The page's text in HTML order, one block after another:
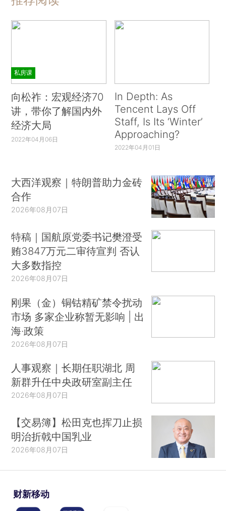
私房课
向松祚：宏观经济70
讲，带你了解国内外
经济大局
2022年04月06日
In Depth: As
Tencent Lays Off
Staff, Is Its ‘Winter’
Approaching?
2022年04月01日
大西洋观察｜特朗普助力金砖
合作
2026年08月07日
特稿｜国航原党委书记樊澄受
贿3847万元二审待宣判 否认
大多数指控
2026年08月07日
刚果（金）铜钴精矿禁令扰动
市场 多家企业称暂无影响 | 出
海·政策
2026年08月07日
人事观察｜长期任职湖北 周
新群升任中央政研室副主任
2026年08月07日
【交易簿】松田克也挥刀止损
明治折戟中国乳业
2026年08月07日
财新移动